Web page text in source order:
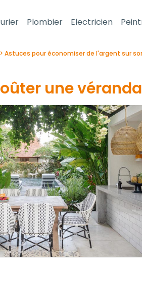
Plombier Electricien
Astuces pour économiser de l'argent sur
une véranda